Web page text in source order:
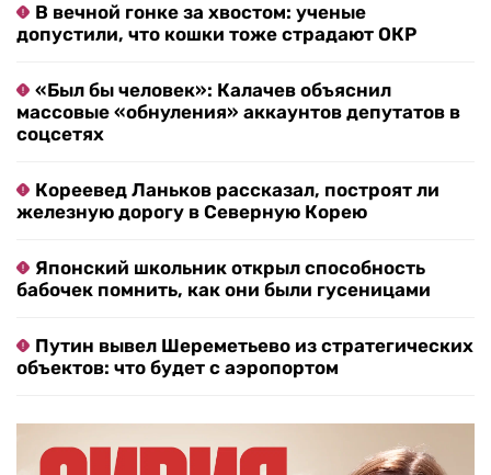
В вечной гонке за хвостом: ученые
допустили, что кошки тоже страдают ОКР
«Был бы человек»: Калачев объяснил
массовые «обнуления» аккаунтов депутатов в
соцсетях
Кореевед Ланьков рассказал, построят ли
железную дорогу в Северную Корею
Японский школьник открыл способность
бабочек помнить, как они были гусеницами
Путин вывел Шереметьево из стратегических
объектов: что будет с аэропортом